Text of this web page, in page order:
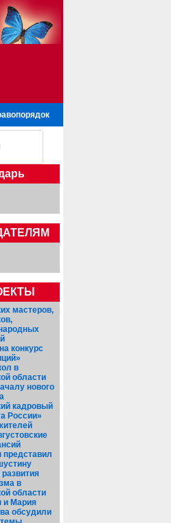
мастеров,
конкурс
в
области
нового
кадровый
России»
представил
в
области
и Мария
обсудили